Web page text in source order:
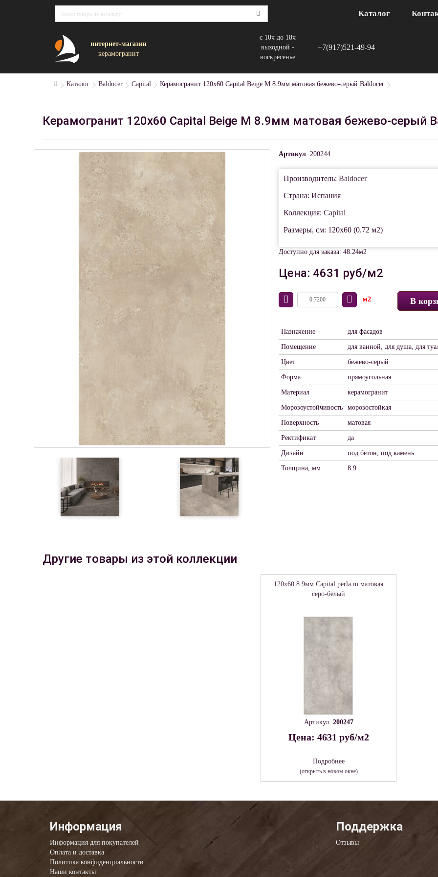
Каталог
интернет-магазин
керамогранит
с 10ч до 18ч
выходной -
воскресенье
+7(917)521-49-94
Каталог Baldocer Capital Керамогранит 120x60 Capital Beige M 8.9мм матовая бежево-серый Baldocer
Керамогранит 120x60 Capital Beige M 8.9мм матовая бежево-серый
Артикул: 200244
Производитель: Baldocer
Страна: Испания
Коллекция: Capital
Размеры, см: 120x60 (0.72 м2)
Доступно для заказа: 48.24м2
Цена: 4631 руб/м2
м2 В
Назначение для фасадов
Помещение для ванной, для душа, для
Цвет бежево-серый
Форма прямоугольная
Материал керамогранит
Морозоустойчивость морозостойкая
Поверхность матовая
Ректификат да
Дизайн под бетон, под камень
Толщина, мм 8.9
Другие товары из этой коллекции
120x60 8.9мм Capital perla m матовая
серо-белый
Артикул: 200247
Цена: 4631 руб/м2
Подробнее
(открыть в новом окне)
Информация
Информация для покупателей
Оплата и доставка
Политика конфиденциальности
Наши контакты
Поддержка
Отзывы